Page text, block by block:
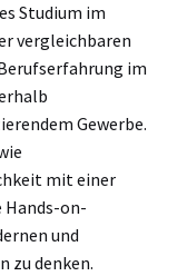
Studium im
vergleichbaren
im
Gewerbe.
mit einer
Hands-on-
und
zu denken.